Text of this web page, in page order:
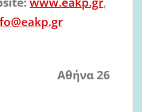
Αθήνα 26